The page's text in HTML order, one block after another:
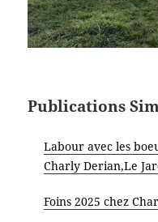
Publications
Labour avec les
Charly Derian,Le
Foins 2025 chez